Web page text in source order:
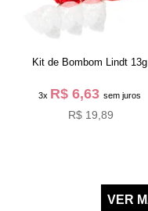
Kit de Bombom Lindt 13g
3x R$ 6,63 sem juros
R$ 19,89